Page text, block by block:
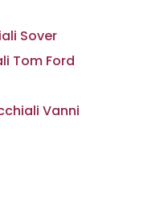
Sover
Tom Ford
Vanni